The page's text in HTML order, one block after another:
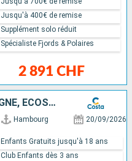
2 891 CHF
Jusqu'à 400€ de remise
Supplément solo réduit
Spécialiste Fjords & Polaires
ALLEMAGNE, GRANDE-BRETAGNE, ECOSSE
Hambourg 20/09/2026
Enfants Gratuits jusqu'à 18 ans
Club Enfants dès 3 ans